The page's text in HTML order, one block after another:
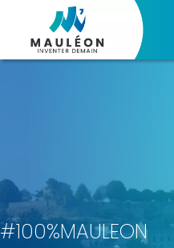
#100%MAULEON
Panneau de gestion des cookies